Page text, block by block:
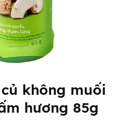
không muối
hương 85g